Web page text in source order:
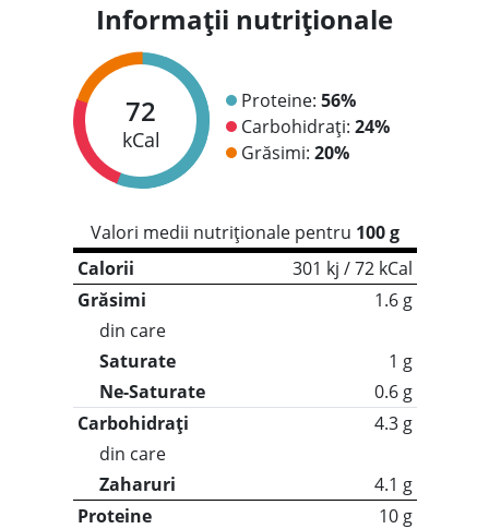
Informații nutriționale
72
kCal
Proteine: 56%
Carbohidrați: 24%
Grăsimi: 20%
Valori medii nutriționale pentru 100 g
Calorii
301 kj / 72 kCal
Grăsimi
1.6 g
din care
Saturate
1 g
Ne-Saturate
0.6 g
Carbohidrați
4.3 g
din care
Zaharuri
4.1 g
Proteine
10 g